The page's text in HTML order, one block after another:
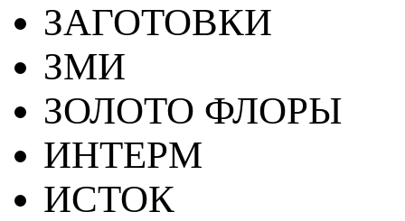
ЗАГОТОВКИ
ЗМИ
ЗОЛОТО ФЛОРЫ
ИНТЕРМ
ИСТОК